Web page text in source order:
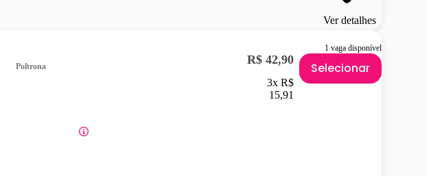
Ver detalhes
1 vaga disponível
Poltrona R$ 42,90
3x R$
15,91
Selecionar